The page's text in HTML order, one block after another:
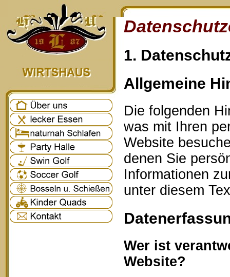
1.
Allgemeine
Die folgenden
was mit Ihren
Website
denen Sie
Informationen
unter diesem
Wer ist
Website?